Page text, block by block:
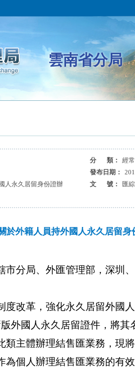
雲南省分局
分 類：
經
發布日期：
人永久居留身份證辦
文 號： 匯
於外籍人員持外國人永久居留
市分局、外匯管理部，深圳
度改革，強化永久居留外國
外國人永久居留證件，將
主體辦理結售匯業務，現
為個人辦理結售匯業務的有